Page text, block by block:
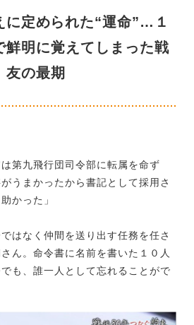
に定められた“運命”…１
鮮明に覚えてしまった戦
友の最期
は第九飛行団司令部に転属を命ず
うまかったから書記として採用さ
かった」
はなく仲間を送り出す任務を任さ
ん。命令書に名前を書いた１０人
も、誰一人として忘れることがで